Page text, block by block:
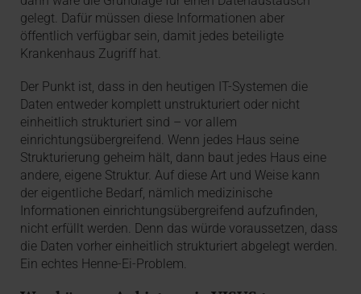
gelegt. Dafür müssen diese Informationen aber
öffentlich verfügbar sein, damit jedes beteiligte
Krankenhaus Zugriff hat.
Der Punkt ist, dass in den heutigen IT-Systemen die
Daten entweder komplett unstrukturiert oder nicht
einheitlich strukturiert sind – vor allem
einrichtungsübergreifend. Wenn jedes Haus seine
Strukturierung geheim hält, dann baut jedes Haus eine
andere, eigene Struktur. Auf diese Art und Weise kann
der eigentliche Bedarf, nämlich medizinische
Informationen einrichtungsübergreifend aufzufinden,
nicht erfüllt werden. Denn das würde voraussetzen, dass
die Daten vorher einheitlich strukturiert abgelegt werden.
Ein echtes Henne-Ei-Problem.